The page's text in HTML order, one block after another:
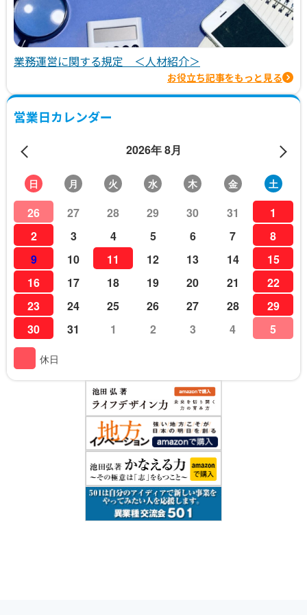
業務運営に関する規定 ＜人材紹介＞
お役立ち記事をもっと見る
営業日カレンダー
2026年 8月
日 月 火 水 木 金 土
26 27 28 29 30 31
1
2
3 4 5 6 7
8
9
10 11 12 13 14
15
16
17 18 19 20 21
22
23
24 25 26 27 28
29
30
31 1 2 3 4 5
休日